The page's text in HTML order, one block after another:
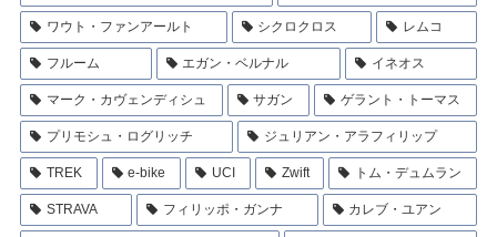
ワウト・ファンアールト シクロクロス レムコ
フルーム エガン・ベルナル イネオス
マーク・カヴェンディシュ サガン ゲラント・トーマス
プリモシュ・ログリッチ ジュリアン・アラフィリップ
TREK e-bike UCI Zwift トム・デュムラン
STRAVA フィリッポ・ガンナ カレブ・ユアン